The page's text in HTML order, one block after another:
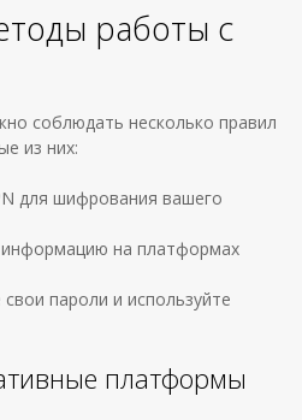
работы с
соблюдать несколько правил
из них:
для шифрования вашего
информацию на платформах
пароли и используйте
платформы